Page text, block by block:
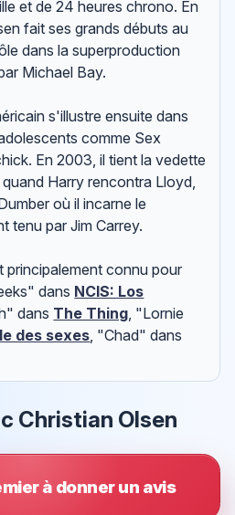
et de 24 heures chrono. En
fait ses grands débuts au
dans la superproduction
Michael Bay.
s'illustre ensuite dans
comme Sex
En 2003, il tient la vedette
Harry rencontra Lloyd,
où il incarne le
tenu par Jim Carrey.
principalement connu pour
dans NCIS: Los
dans The Thing, "Lornie
des sexes, "Chad" dans
Christian Olsen
à donner un avis